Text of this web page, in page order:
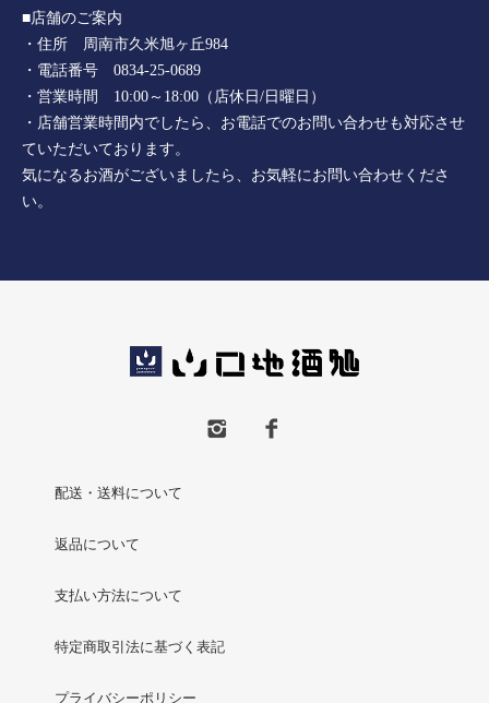
■店舗のご案内
・住所 周南市久米旭ヶ丘984
・電話番号 0834-25-0689
・営業時間 10:00～18:00（店休日/日曜日）
・店舗営業時間内でしたら、お電話でのお問い合わせも対応させ
ていただいております。
気になるお酒がございましたら、お気軽にお問い合わせくださ
い。
配送・送料について
返品について
支払い方法について
特定商取引法に基づく表記
プライバシーポリシー